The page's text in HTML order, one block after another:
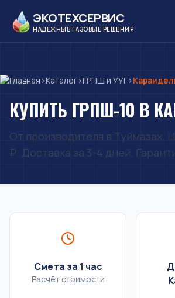
ЭКОТЕХСЕРВИС
НАДЕЖНЫЕ ГАЗОВЫЕ РЕШЕНИЯ
Главная ›Каталог›ГРПШ и УУГ›
КУПИТЬ ГРПШ-10 В
От производителя в Туймазах.
₽. Доставка за 3-4 дней.
Смета за 1 час
Расчёт стоимости